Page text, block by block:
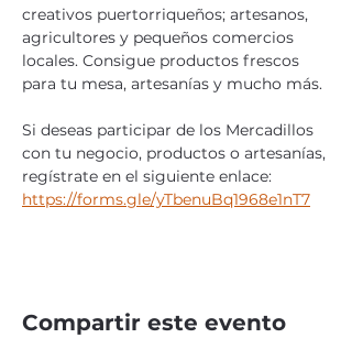
creativos puertorriqueños; artesanos,
agricultores y pequeños comercios
locales. Consigue productos frescos
para tu mesa, artesanías y mucho más.
Si deseas participar de los Mercadillos
con tu negocio, productos o artesanías,
regístrate en el siguiente enlace:
https://forms.gle/yTbenuBq1968e1nT7
Compartir este evento